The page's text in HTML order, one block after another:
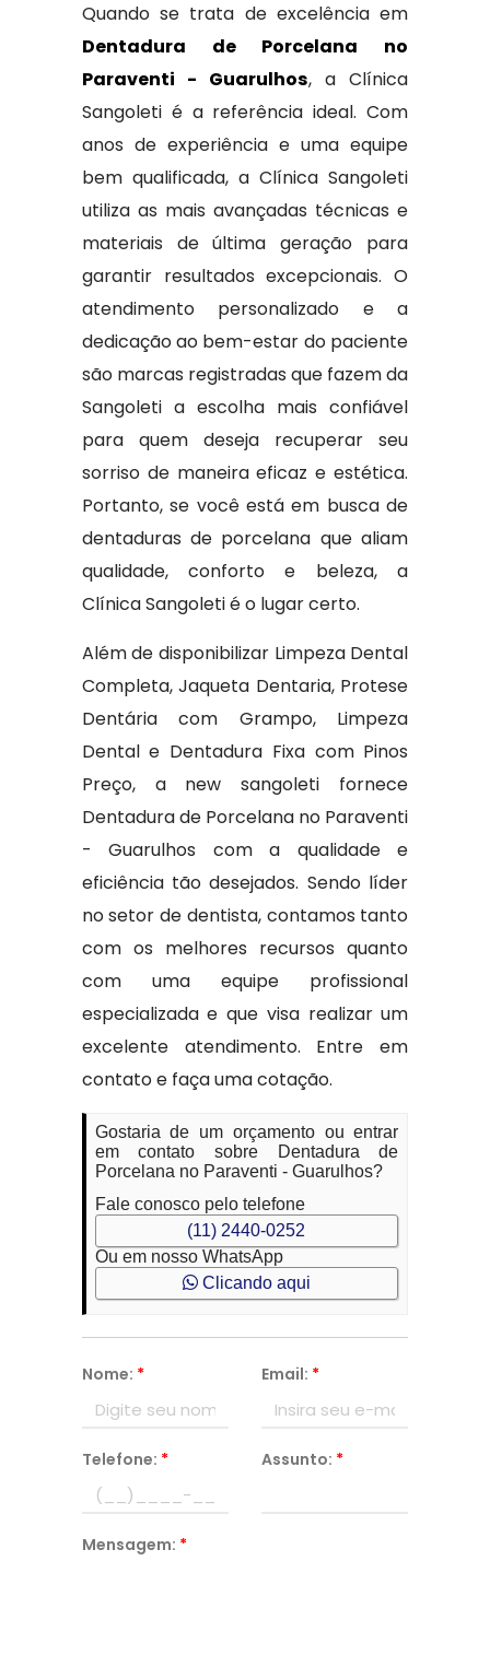
Quando se trata de excelência em
Dentadura de Porcelana no
Paraventi - Guarulhos, a Clínica
Sangoleti é a referência ideal. Com
anos de experiência e uma equipe
bem qualificada, a Clínica Sangoleti
utiliza as mais avançadas técnicas e
materiais de última geração para
garantir resultados excepcionais. O
atendimento personalizado e a
dedicação ao bem-estar do paciente
são marcas registradas que fazem da
Sangoleti a escolha mais confiável
para quem deseja recuperar seu
sorriso de maneira eficaz e estética.
Portanto, se você está em busca de
dentaduras de porcelana que aliam
qualidade, conforto e beleza, a
Clínica Sangoleti é o lugar certo.
Além de disponibilizar Limpeza Dental
Completa, Jaqueta Dentaria, Protese
Dentária com Grampo, Limpeza
Dental e Dentadura Fixa com Pinos
Preço, a new sangoleti fornece
Dentadura de Porcelana no Paraventi
- Guarulhos com a qualidade e
eficiência tão desejados. Sendo líder
no setor de dentista, contamos tanto
com os melhores recursos quanto
com uma equipe profissional
especializada e que visa realizar um
excelente atendimento. Entre em
contato e faça uma cotação.
Gostaria de um orçamento ou entrar
em contato sobre Dentadura de
Porcelana no Paraventi - Guarulhos?
Fale conosco pelo telefone
(11) 2440-0252
Ou em nosso WhatsApp
Clicando aqui
Nome: * Email: *
Telefone: * Assunto: *
Mensagem: *